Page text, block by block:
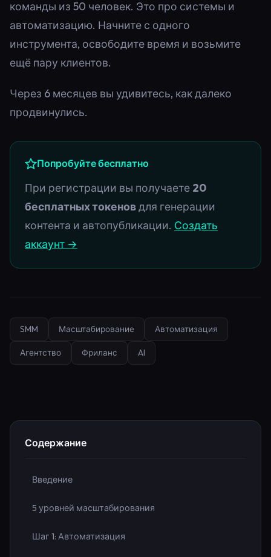
команды из 50 человек. Это про системы и
автоматизацию. Начните с одного
инструмента, освободите время и возьмите
ещё пару клиентов.
Через 6 месяцев вы удивитесь, как далеко
продвинулись.
Попробуйте бесплатно
При регистрации вы получаете 20
бесплатных токеновдля генерации
контента и автопубликации. Создать
аккаунт →
SMM Масштабирование Автоматизация
Агентство Фриланс AI
Содержание
Введение
5 уровней масштабирования
Шаг 1: Автоматизация